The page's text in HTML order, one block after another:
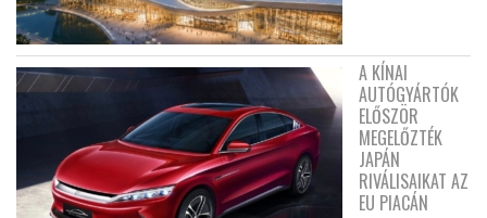
A KÍNAI
AUTÓGYÁRTÓK
ELŐSZÖR
MEGELŐZTÉK
JAPÁN
RIVÁLISAIKAT AZ
EU PIACÁN